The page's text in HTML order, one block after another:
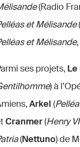
(Radio
et Mélisande
et Mélisande,
ses projets,
) à
Arkel (
Cranmer(Henry
(Nettuno) de